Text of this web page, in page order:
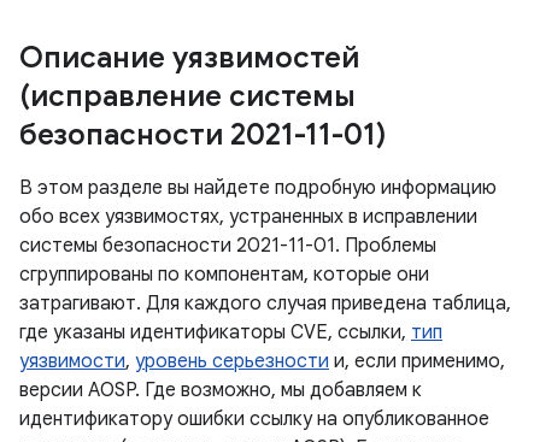
Описание уязвимостей
(исправление системы
безопасности 2021-11-01)
В этом разделе вы найдете подробную информацию
обо всех уязвимостях, устраненных в исправлении
системы безопасности 2021-11-01. Проблемы
сгруппированы по компонентам, которые они
затрагивают. Для каждого случая приведена таблица,
где указаны идентификаторы CVE, ссылки, тип
уязвимости, уровень серьезности и, если применимо,
версии AOSP. Где возможно, мы добавляем к
идентификатору ошибки ссылку на опубликованное